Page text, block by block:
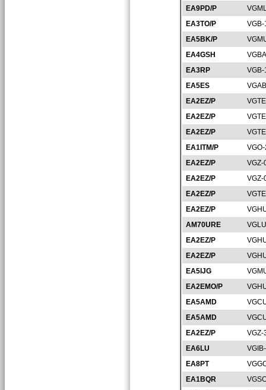
EA9PD/P
EA3TO/P
EA5BK/P
EA4GSH
EA3RP
EA5ES
EA2EZ/P
EA2EZ/P
EA2EZ/P
EA1ITM/P
EA2EZ/P
VGZ-
EA2EZ/P
VGZ-
EA2EZ/P
EA2EZ/P
AM70URE
EA2EZ/P
EA2EZ/P
EA5IJG
EA2EMO/P
EA5AMD
EA5AMD
EA2EZ/P
VGZ-
EA6LU
EA8PT
EA1BQR